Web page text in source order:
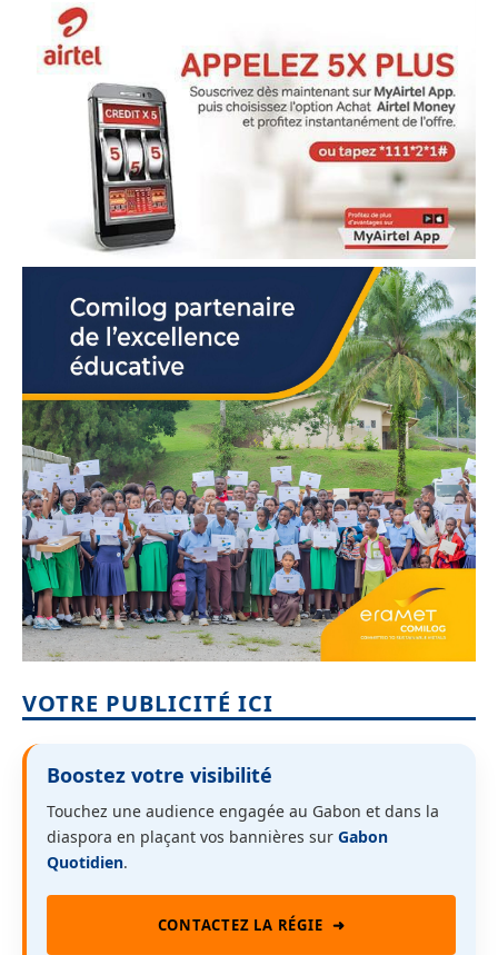
VOTRE PUBLICITÉ ICI
Boostez votre visibilité
Touchez une audience engagée au Gabon et dans la
diaspora en plaçant vos bannières sur Gabon
Quotidien.
CONTACTEZ LA RÉGIE ➜